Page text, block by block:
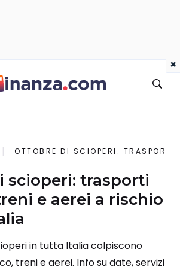
OTTOBRE DI SCIOPERI:
scioperi: trasporti
e aerei a rischio
in tutta Italia colpiscono
treni e aerei. Info su date, servizi
×